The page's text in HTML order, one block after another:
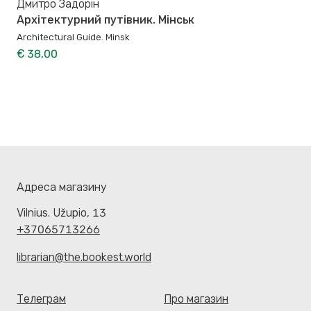
Дмитро Задорін
Архітектурний путівник. Мінськ
Architectural Guide. Minsk
€ 38,00
Адреса магазину
Vilnius. Užupio, 13
+37065713266
librarian@the.bookest.world
Телеграм Про магазин